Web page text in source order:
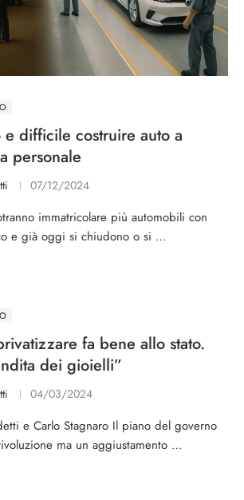
e difficile costruire auto a
personale
07/12/2024
immatricolare più automobili con
e già oggi si chiudono o si …
fa bene allo stato.
dei gioielli”
04/03/2024
e Carlo Stagnaro Il piano del governo
ma un aggiustamento …